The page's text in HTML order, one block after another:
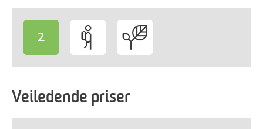
2
Veiledende priser